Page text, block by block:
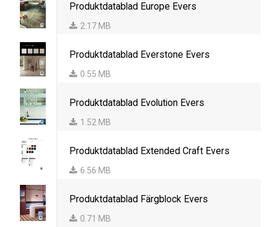
Produktdatablad Europe Evers
2.17 MB
Produktdatablad Everstone Evers
0.55 MB
Produktdatablad Evolution Evers
1.52 MB
Produktdatablad Extended Craft Evers
6.56 MB
Produktdatablad Färgblock Evers
0.71 MB